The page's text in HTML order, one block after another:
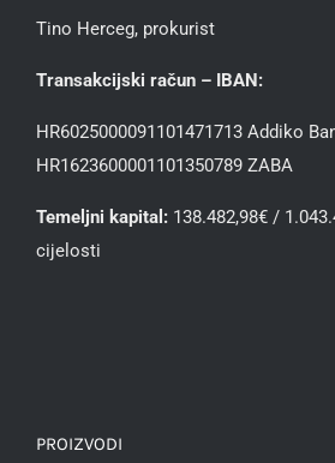
Tino Herceg, prokurist
Transakcijski račun – IBAN:
HR6025000091101471713 Addiko
HR1623600001101350789 ZABA
Temeljni kapital: 138.482,98€ /
cijelosti
PROIZVODI